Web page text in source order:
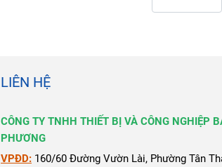
LIÊN HỆ
CÔNG TY TNHH THIẾT BỊ VÀ CÔNG NGHIỆP
PHƯƠNG
VPĐD: 160/60 Đường Vườn Lài, Phường Tân